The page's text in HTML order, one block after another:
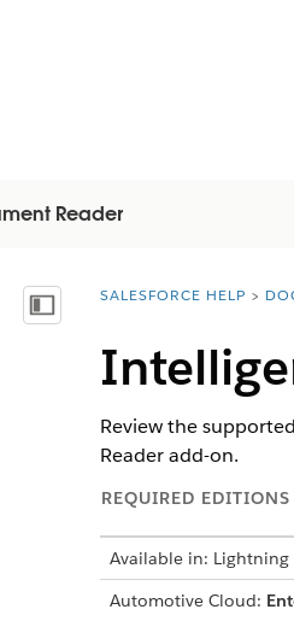
Reader
목차 표시 You are here:
SALESFORCE HELP
Review the
Reader add-on.
REQUIRED EDITIONS
Available in: Lightning
Automotive Cloud: